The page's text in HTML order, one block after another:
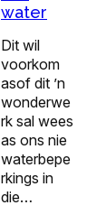
water
Dit wil
voorkom
asof dit ’n
wonderwe
rk sal wees
as ons nie
waterbepe
rkings in
die…